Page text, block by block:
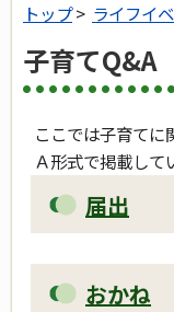
トップ> ライフイ
子育てQ&A
ここでは子育てに
Ａ形式で掲載して
届出
おかね